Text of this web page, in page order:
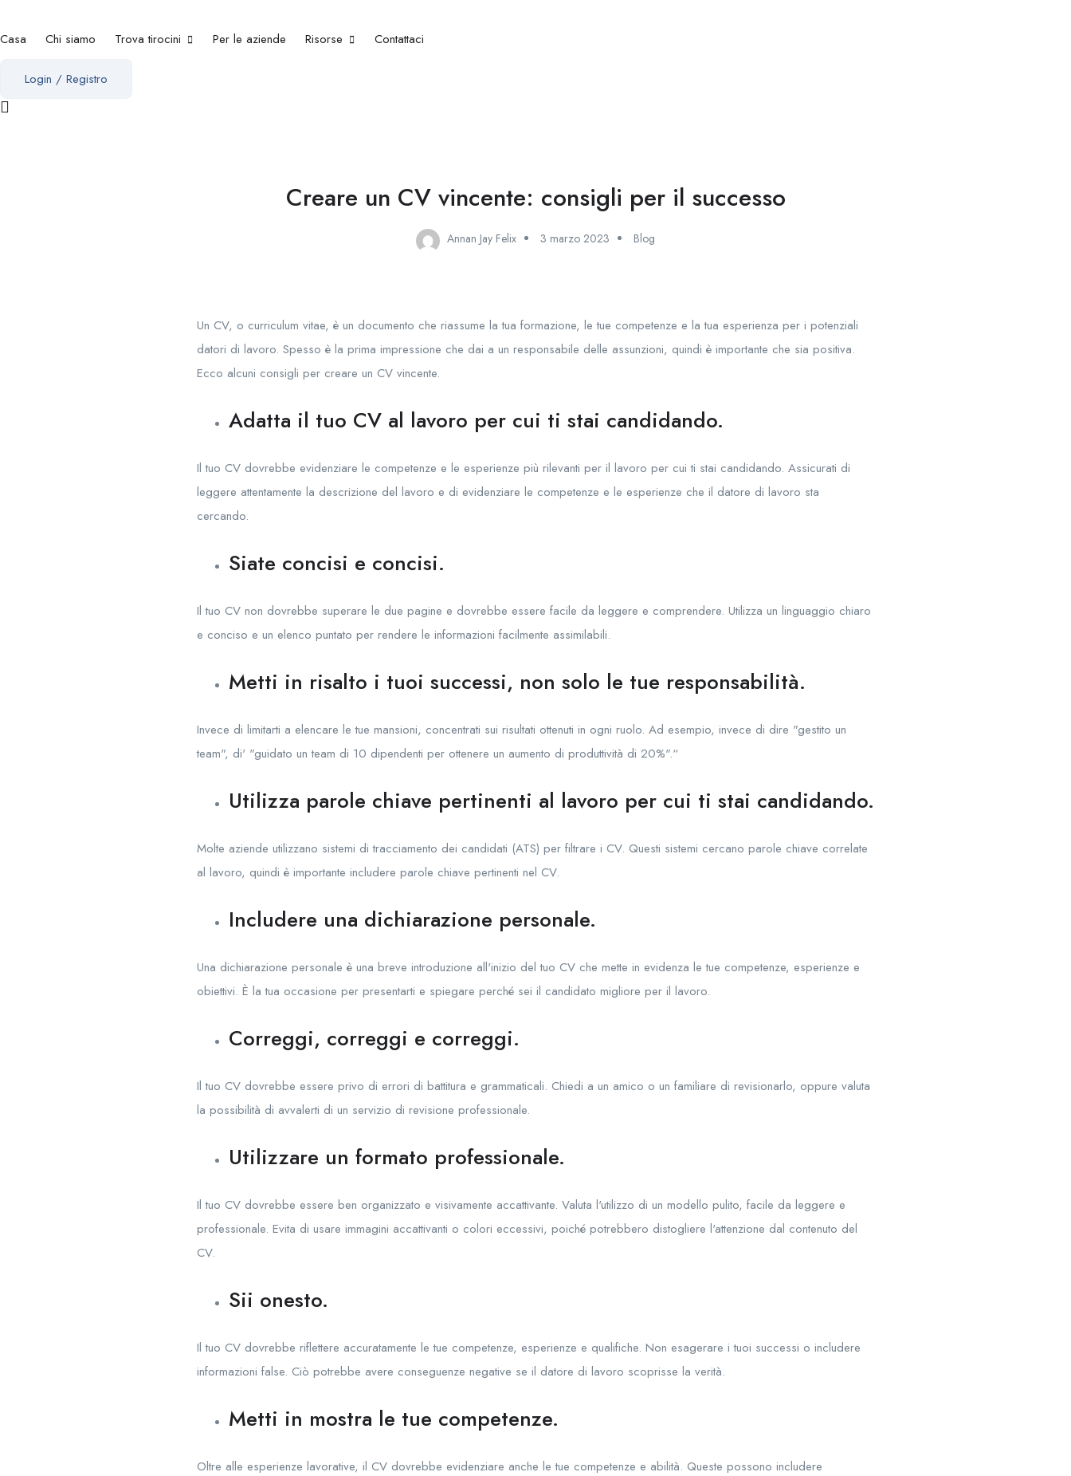
Casa Chi siamo Trova tirocini Per le aziende Risorse Contattaci
Login / Registro
Creare un CV vincente: consigli per il successo
Annan Jay Felix 3 marzo 2023 Blog
Un CV, o curriculum vitae, è un documento che riassume la tua formazione, le tue competenze e la tua esperienza per i potenziali
datori di lavoro. Spesso è la prima impressione che dai a un responsabile delle assunzioni, quindi è importante che sia positiva.
Ecco alcuni consigli per creare un CV vincente.
Adatta il tuo CV al lavoro per cui ti stai candidando.
Il tuo CV dovrebbe evidenziare le competenze e le esperienze più rilevanti per il lavoro per cui ti stai candidando. Assicurati di
leggere attentamente la descrizione del lavoro e di evidenziare le competenze e le esperienze che il datore di lavoro sta
cercando.
Siate concisi e concisi.
Il tuo CV non dovrebbe superare le due pagine e dovrebbe essere facile da leggere e comprendere. Utilizza un linguaggio chiaro
e conciso e un elenco puntato per rendere le informazioni facilmente assimilabili.
Metti in risalto i tuoi successi, non solo le tue responsabilità.
Invece di limitarti a elencare le tue mansioni, concentrati sui risultati ottenuti in ogni ruolo. Ad esempio, invece di dire "gestito un
team", di' "guidato un team di 10 dipendenti per ottenere un aumento di produttività di 20%".“
Utilizza parole chiave pertinenti al lavoro per cui ti stai candidando.
Molte aziende utilizzano sistemi di tracciamento dei candidati (ATS) per filtrare i CV. Questi sistemi cercano parole chiave correlate
al lavoro, quindi è importante includere parole chiave pertinenti nel CV.
Includere una dichiarazione personale.
Una dichiarazione personale è una breve introduzione all'inizio del tuo CV che mette in evidenza le tue competenze, esperienze e
obiettivi. È la tua occasione per presentarti e spiegare perché sei il candidato migliore per il lavoro.
Correggi, correggi e correggi.
Il tuo CV dovrebbe essere privo di errori di battitura e grammaticali. Chiedi a un amico o un familiare di revisionarlo, oppure valuta
la possibilità di avvalerti di un servizio di revisione professionale.
Utilizzare un formato professionale.
Il tuo CV dovrebbe essere ben organizzato e visivamente accattivante. Valuta l'utilizzo di un modello pulito, facile da leggere e
professionale. Evita di usare immagini accattivanti o colori eccessivi, poiché potrebbero distogliere l'attenzione dal contenuto del
CV.
Sii onesto.
Il tuo CV dovrebbe riflettere accuratamente le tue competenze, esperienze e qualifiche. Non esagerare i tuoi successi o includere
informazioni false. Ciò potrebbe avere conseguenze negative se il datore di lavoro scoprisse la verità.
Metti in mostra le tue competenze.
Oltre alle esperienze lavorative, il CV dovrebbe evidenziare anche le tue competenze e abilità. Queste possono includere